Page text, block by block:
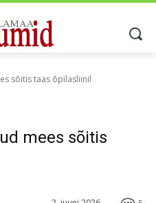
sõitis taas õpilasliinil
mees sõitis